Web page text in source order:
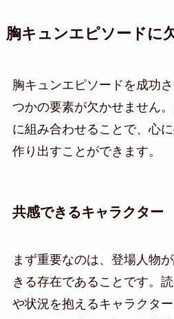
胸キュンエピソードに
胸キュンエピソードを成功
つかの要素が欠かせません
に組み合わせることで、心
作り出すことができます。
共感できるキャラクター
まず重要なのは、登場人物
きる存在であることです。
や状況を抱えるキャラクタ